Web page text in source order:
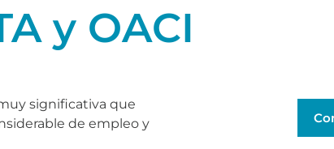
y OACI
significativa que
de empleo y